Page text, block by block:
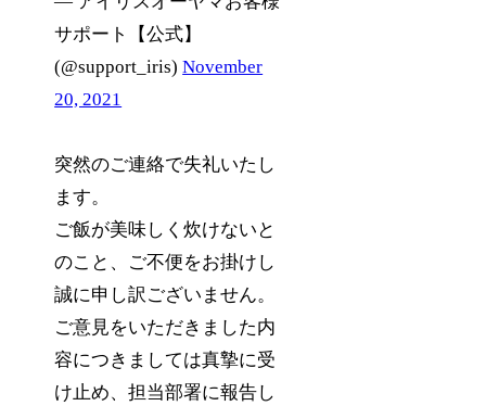
サポート【公式】
(@support_iris)November
20, 2021
突然のご連絡で失礼いたし
ます。
ご飯が美味しく炊けないと
のこと、ご不便をお掛けし
誠に申し訳ございません。
ご意見をいただきました内
容につきましては真摯に受
け止め、担当部署に報告し